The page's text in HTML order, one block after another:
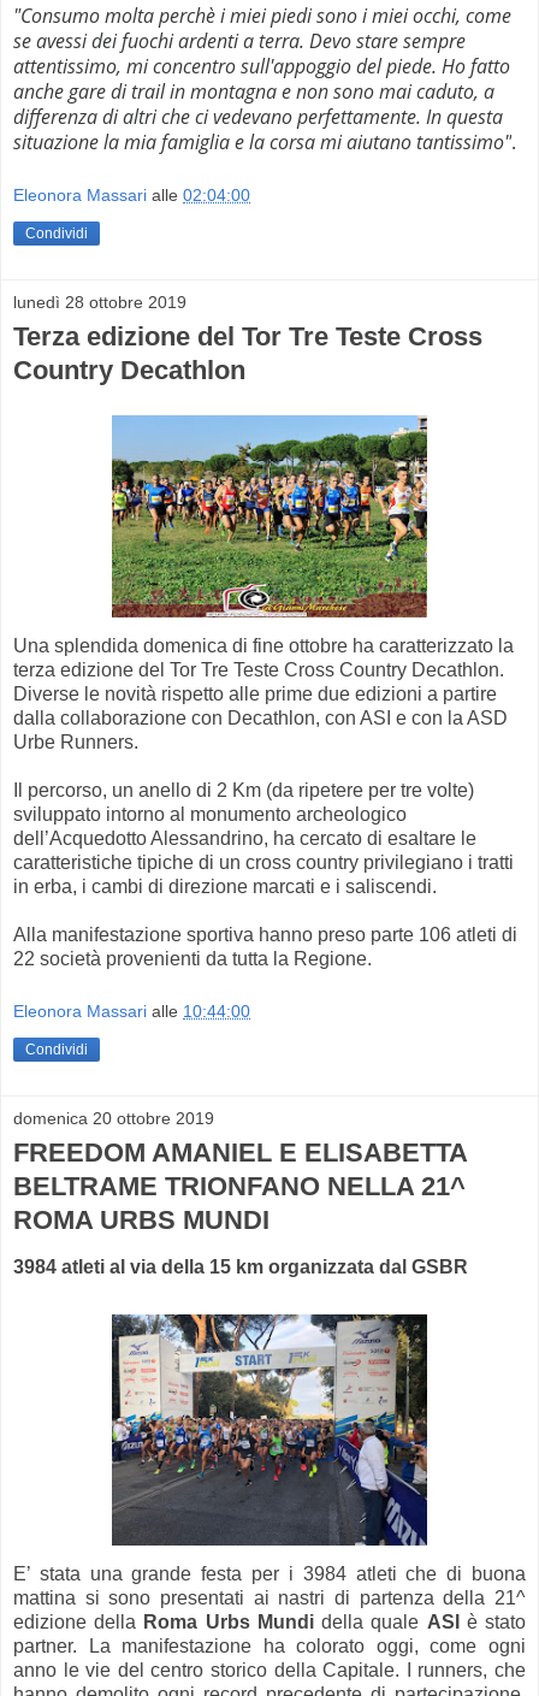
"Consumo molta perchè i miei piedi sono i miei occhi, come
se avessi dei fuochi ardenti a terra. Devo stare sempre
attentissimo, mi concentro sull'appoggio del piede. Ho fatto
anche gare di trail in montagna e non sono mai caduto, a
differenza di altri che ci vedevano perfettamente. In questa
situazione la mia famiglia e la corsa mi aiutano tantissimo".
Eleonora Massari alle 02:04:00
Condividi
lunedì 28 ottobre 2019
Terza edizione del Tor Tre Teste Cross
Country Decathlon
Una splendida domenica di fine ottobre ha caratterizzato la
terza edizione del Tor Tre Teste Cross Country Decathlon.
Diverse le novità rispetto alle prime due edizioni a partire
dalla collaborazione con Decathlon, con ASI e con la ASD
Urbe Runners.
Il percorso, un anello di 2 Km (da ripetere per tre volte)
sviluppato intorno al monumento archeologico
dell’Acquedotto Alessandrino, ha cercato di esaltare le
caratteristiche tipiche di un cross country privilegiano i tratti
in erba, i cambi di direzione marcati e i saliscendi.
Alla manifestazione sportiva hanno preso parte 106 atleti di
22 società provenienti da tutta la Regione.
Eleonora Massari alle 10:44:00
Condividi
domenica 20 ottobre 2019
FREEDOM AMANIEL E ELISABETTA
BELTRAME TRIONFANO NELLA 21^
ROMA URBS MUNDI
3984 atleti al via della 15 km organizzata dal GSBR
E’ stata una grande festa per i 3984 atleti che di buona
mattina si sono presentati ai nastri di partenza della 21^
edizione della Roma Urbs Mundidella quale ASI
è stato
partner. La manifestazione ha colorato oggi, come ogni
anno le vie del centro storico della Capitale. I runners, che